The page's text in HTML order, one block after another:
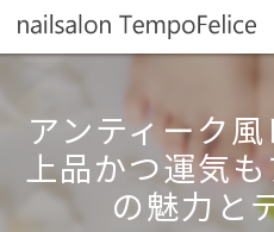
アンティーク
上品かつ運気
の魅力と